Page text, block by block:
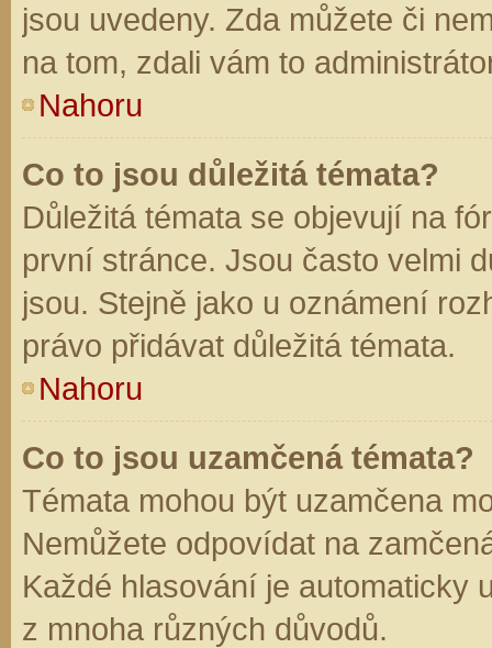
jsou uvedeny. Zda můžete či
na tom, zdali vám to
Nahoru
Co to jsou důležitá témata?
Důležitá témata se objevují na
první stránce. Jsou často velmi
jsou. Stejně jako u oznámení
právo přidávat důležitá témata.
Nahoru
Co to jsou uzamčená témata?
Témata mohou být uzamčena
Nemůžete odpovídat na
Každé hlasování je automaticky
z mnoha různých důvodů.